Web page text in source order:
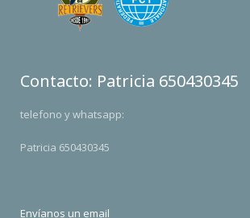
Contacto: Patricia 650430345
telefono y whatsapp:
Patricia 650430345
Envíanos un email